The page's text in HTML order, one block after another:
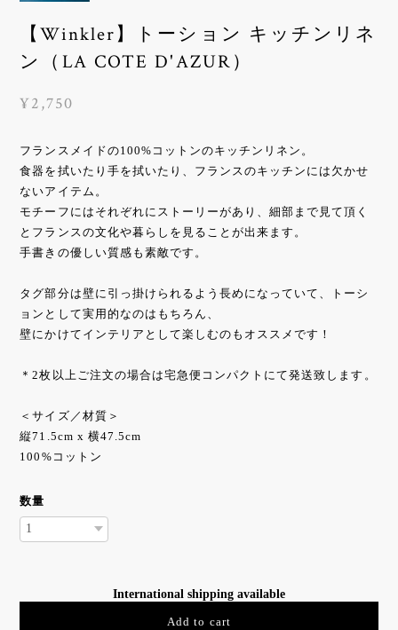
【Winkler】トーション キッチンリネ
ン（LA COTE D'AZUR）
¥2,750
フランスメイドの100%コットンのキッチンリネン。
食器を拭いたり手を拭いたり、フランスのキッチンには欠かせ
ないアイテム。
モチーフにはそれぞれにストーリーがあり、細部まで見て頂く
とフランスの文化や暮らしを見ることが出来ます。
手書きの優しい質感も素敵です。
タグ部分は壁に引っ掛けられるよう長めになっていて、トーシ
ョンとして実用的なのはもちろん、
壁にかけてインテリアとして楽しむのもオススメです！
＊2枚以上ご注文の場合は宅急便コンパクトにて発送致します。
＜サイズ／材質＞
縦71.5cm x 横47.5cm
100%コットン
数量
International shipping available
Add to cart